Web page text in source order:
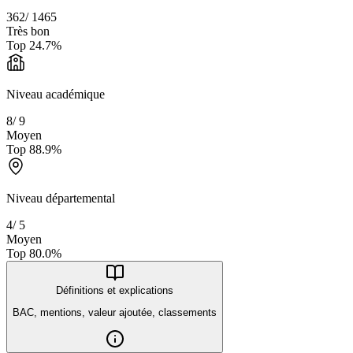
362/ 1465
Très bon
Top 24.7%
Niveau académique
8/9
Moyen
Top 88.9%
Niveau départemental
4/ 5
Moyen
Top 80.0%
Définitions et explications
BAC, mentions, valeur ajoutée, classements